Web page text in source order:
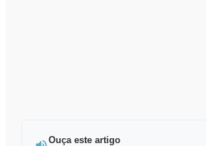
Ouça este artigo